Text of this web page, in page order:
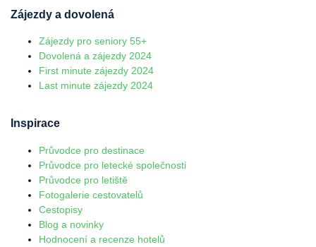
Zájezdy a dovolená
Zájezdy pro seniory 55+
Dovolená a zájezdy 2024
First minute zájezdy 2024
Last minute zájezdy 2024
Inspirace
Průvodce pro destinace
Průvodce pro letecké společnosti
Průvodce pro letiště
Fotogalerie cestovatelů
Cestopisy
Blog a novinky
Hodnocení a recenze hotelů